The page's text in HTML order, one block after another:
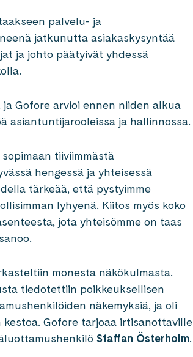
palvelu- ja
jatkunutta asiakaskysyntää
ja johto päätyivät yhdessä
Gofore arvioi ennen niiden alkua
asiantuntijarooleissa ja hallinnossa.
tiiviimmästä
hengessä ja yhteisessä
tärkeää, että pystyimme
lyhyenä. Kiitos myös koko
jota yhteisömme on taas
sanoo.
monesta näkökulmasta.
tiedotettiin poikkeuksellisen
näkemyksiä, ja oli
Gofore tarjoaa irtisanottaville
Staffan Österholm.